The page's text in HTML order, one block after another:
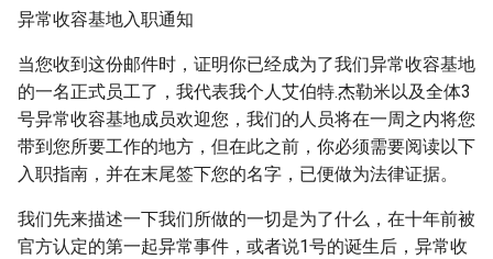
异常收容基地入职通知
当您收到这份邮件时，证明你已经成为了我们异常收容基地
的一名正式员工了，我代表我个人艾伯特.杰勒米以及全体3
号异常收容基地成员欢迎您，我们的人员将在一周之内将您
带到您所要工作的地方，但在此之前，你必须需要阅读以下
入职指南，并在末尾签下您的名字，已便做为法律证据。
我们先来描述一下我们所做的一切是为了什么，在十年前被
官方认定的第一起异常事件，或者说1号的诞生后，异常收